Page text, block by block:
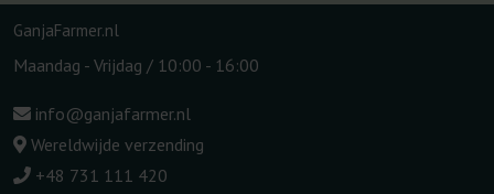
GanjaFarmer.nl
Maandag - Vrijdag / 10:00 - 16:00
info@ganjafarmer.nl
Wereldwijde verzending
+48 731 111 420